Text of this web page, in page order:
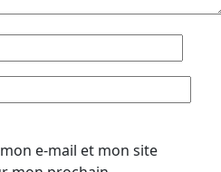
e-mail et mon site